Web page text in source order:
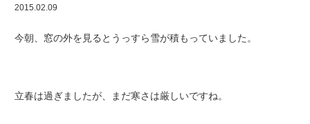
2015.02.09
今朝、窓の外を見るとうっすら雪が積もっていました。
立春は過ぎましたが、まだ寒さは厳しいですね。